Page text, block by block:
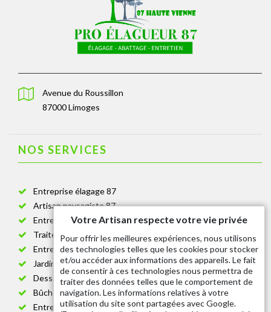
Avenue du Roussillon
87000 Limoges
NOS SERVICES
Entreprise élagage 87
Artisan paysagiste 87
Entreprise de jardinage 87
Traitement anti-chenille 87
Entreprise abattage arbre 87
Jardinier taille de haie 87
Dessouchage arbre et haie 87
Bûcheron 87
Entretien espace vert cimetière 87
Votre Artisan respecte votre vie privée
Pour offrir les meilleures expériences, nous utilisons
des technologies telles que les cookies pour stocker
et/ou accéder aux informations des appareils. Le fait
de consentir à ces technologies nous permettra de
traiter des données telles que le comportement de
navigation. Les informations relatives à votre
utilisation du site sont partagées avec Google.